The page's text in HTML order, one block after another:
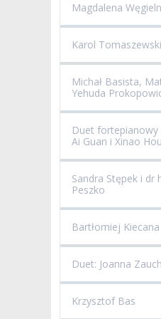
Magdalena
Karol Tomaszewski
Michał Basista,
Yehuda
Duet fortepianowy
Ai Guan i Xinao Hou
Sandra Stępek i dr
Peszko
Bartłomiej Kiecana
Duet: Joanna
Krzysztof Bas